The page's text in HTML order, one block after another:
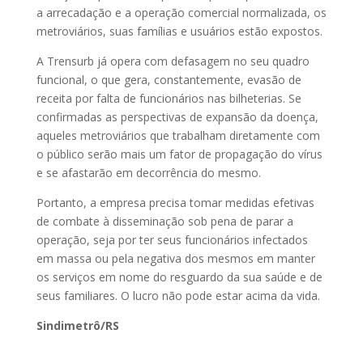
a arrecadação e a operação comercial normalizada, os
metroviários, suas famílias e usuários estão expostos.
A Trensurb já opera com defasagem no seu quadro
funcional, o que gera, constantemente, evasão de
receita por falta de funcionários nas bilheterias. Se
confirmadas as perspectivas de expansão da doença,
aqueles metroviários que trabalham diretamente com
o público serão mais um fator de propagação do vírus
e se afastarão em decorrência do mesmo.
Portanto, a empresa precisa tomar medidas efetivas
de combate à disseminação sob pena de parar a
operação, seja por ter seus funcionários infectados
em massa ou pela negativa dos mesmos em manter
os serviços em nome do resguardo da sua saúde e de
seus familiares. O lucro não pode estar acima da vida.
Sindimetrô/RS